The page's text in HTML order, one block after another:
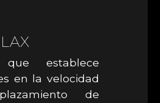
que establece
en la velocidad
de